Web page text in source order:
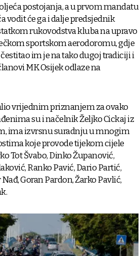
postojanja, a u prvom mandatu
vodit će ga i dalje predsjednik
rukovodstva kluba na upravo
sportskom aerodoromu, gdje
im je na tako dugoj tradiciji i
MK Osijek odlaze na
vrijednim priznanjem za ovako
su i načelnik Željko Cickaj iz
ima izvrsnu suradnju u mnogim
koje provode tijekom cijele
Tot Švabo, Dinko Županović,
Ranko Pavić, Dario Partić,
Goran Pardon, Žarko Pavlić,